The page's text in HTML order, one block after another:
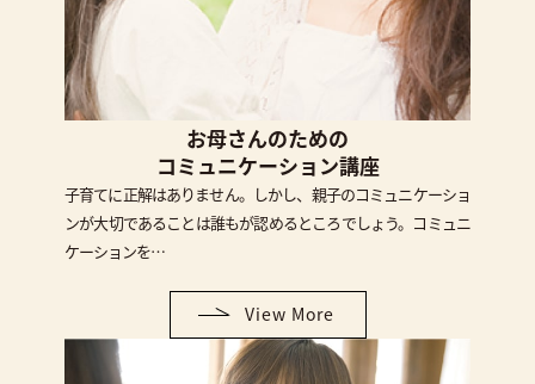
お母さんのための
コミュニケーション講座
子育てに正解はありません。しかし、親子のコミュニケーショ
ンが大切であることは誰もが認めるところでしょう。コミュニ
ケーションを…
View More